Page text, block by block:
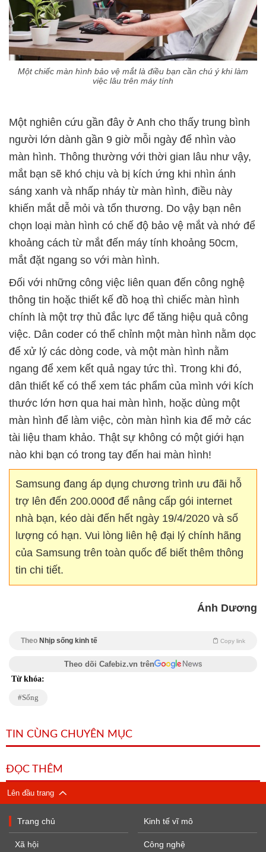
Một chiếc màn hình bảo vệ mắt là điều bạn cần chú ý khi làm
việc lâu trên máy tính
Một nghiên cứu gần đây ở Anh cho thấy trung bình
người lớn dành gần 9 giờ mỗi ngày để nhìn vào
màn hình. Thông thường với thời gian lâu như vậy,
mắt bạn sẽ khó chịu và bị kích ứng khi nhìn ánh
sáng xanh và nhấp nháy từ màn hình, điều này
khiến mắt dễ mỏi và tổn thương. Do vậy bạn nên
chọn loại màn hình có chế độ bảo vệ mắt và nhớ để
khoảng cách từ mắt đến máy tính khoảng 50cm,
mắt đặt ngang so với màn hình.
Đối với những công việc liên quan đến công nghệ
thông tin hoặc thiết kế đồ hoạ thì chiếc màn hình
chính là một trợ thủ đắc lực để tăng hiệu quả công
việc. Dân coder có thể chỉnh một màn hình nằm dọc
để xử lý các dòng code, và một màn hình nằm
ngang để xem kết quả ngay tức thì. Trong khi đó,
dân thiết kế có thể xem tác phẩm của mình với kích
thước lớn hơn qua hai màn hình, hoặc dùng một
màn hình để làm việc, còn màn hình kia để mở các
tài liệu tham khảo. Thật sự không có một giới hạn
nào khi bạn có trong tay đến hai màn hình!
Samsung đang áp dụng chương trình ưu đãi hỗ
trợ lên đến 200.000đ để nâng cấp gói internet
nhà bạn, kéo dài đến hết ngày 19/4/2020 và số
lượng có hạn. Vui lòng liên hệ đại lý chính hãng
của Samsung trên toàn quốc để biết thêm thông
tin chi tiết.
Ánh Dương
Theo Nhịp sống kinh tế Copy link
Theo dõi Cafebiz.vn trên
Từ khóa:
Sống
TIN CÙNG CHUYÊN MỤC
ĐỌC THÊM
Lên đầu trang
Trang chủ
Xã hội
Kinh tế vĩ mô
Công nghệ